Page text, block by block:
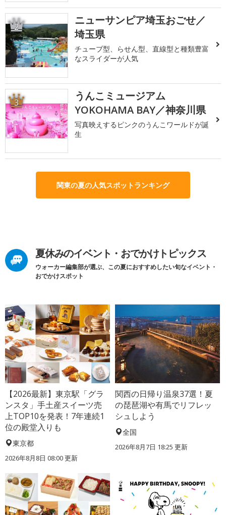
2
ニューサンピア埼玉おごせ／
埼玉県
チューブ型、らせん型、直線型と種類豊富
なスライダーが人気
3
うんこミュージアム
YOKOHAMA BAY／神奈川県
写真映えするピンクのうんこワールドが誕
生
関東の夏の人気スポットランキング
夏休みのイベント・おでかけトピックス
ウォーカー編集部が選ぶ、この夏におすすめしたい旬なイベント・
おでかけスポット
【2026最新】東京駅「グラ
ンスタ」手土産スイーツ売
上TOP10を発表！7年連続1
位の殿堂入りも
東京都
2026年8月8日 08:00更新
関西の日帰り温泉37選！夏
の琵琶湖や有馬でリフレッ
シュしよう
全国
2026年8月7日 18:25 更新